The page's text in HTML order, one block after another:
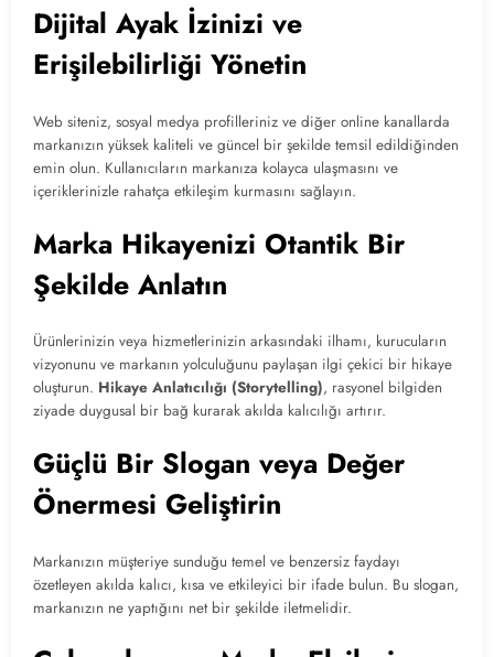
Dijital Ayak İzinizi ve
Erişilebilirliği Yönetin
Web siteniz, sosyal medya profilleriniz ve diğer online kanallarda
markanızın yüksek kaliteli ve güncel bir şekilde temsil edildiğinden
emin olun. Kullanıcıların markanıza kolayca ulaşmasını ve
içeriklerinizle rahatça etkileşim kurmasını sağlayın.
Marka Hikayenizi Otantik Bir
Şekilde Anlatın
Ürünlerinizin veya hizmetlerinizin arkasındaki ilhamı, kurucuların
vizyonunu ve markanın yolculuğunu paylaşan ilgi çekici bir hikaye
oluşturun. Hikaye Anlatıcılığı (Storytelling), rasyonel bilgiden
ziyade duygusal bir bağ kurarak akılda kalıcılığı artırır.
Güçlü Bir Slogan veya Değer
Önermesi Geliştirin
Markanızın müşteriye sunduğu temel ve benzersiz faydayı
özetleyen akılda kalıcı, kısa ve etkileyici bir ifade bulun. Bu slogan,
markanızın ne yaptığını net bir şekilde iletmelidir.